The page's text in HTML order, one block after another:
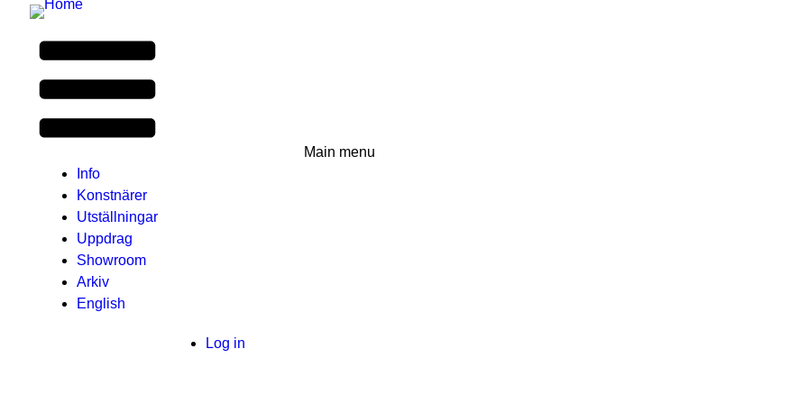
Main menu
Info
Konstnärer
Utställningar
Uppdrag
Showroom
Arkiv
English
UserLog in